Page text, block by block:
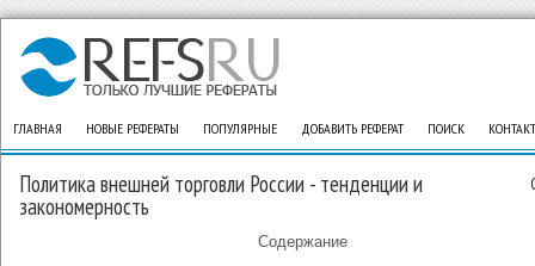
ГЛАВНАЯ НОВЫЕ РЕФЕРАТЫ ПОПУЛЯРНЫЕ ДОБАВИТЬ РЕФЕРАТ ПОИСК
Политика внешней торговли России - тенденции и
закономерность
Содержание